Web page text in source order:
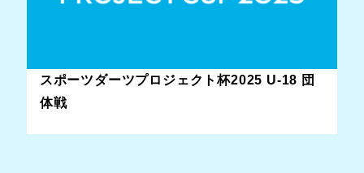
スポーツダーツプロジェクト杯2025 U-18 団
体戦